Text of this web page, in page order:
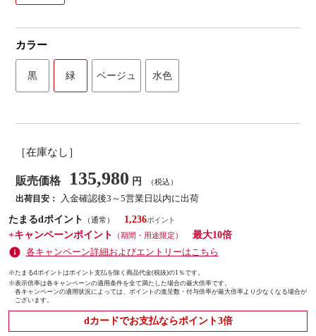
カラー
黒 緑 ベージュ 水色
［在庫なし］
販売価格 135,980 円 （税込）
出荷目安：
入金確認後3～5営業日以内に出荷
たまるdポイント
（通常）
1,236
+キャンペーンポイント
（期間・用途限定）
最大10倍
各キャンペーン詳細およびエントリーはこちら
※たまるdポイントはポイント支払を除く商品代金(税抜)の1％です。
※表示倍率は各キャンペーンの適用条件を全て満たした場合の最大倍率です。
各キャンペーンの適用状況によっては、ポイントの進呈数・付与倍率が最大倍率より少なくなる場合が
ございます。
dカードでお支払ならポイント3倍